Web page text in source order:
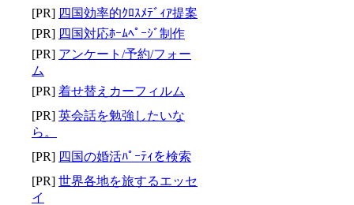
[PR] 四国効率的ｸﾛｽﾒﾃﾞｨｱ提案
[PR] 四国対応ﾎｰﾑﾍﾟｰｼﾞ制作
[PR] アンケート/予約/フォー
ム
[PR] 着せ替えカーフィルム
[PR] 英会話を勉強したいな
ら。
[PR] 四国の婚活ﾊﾟｰﾃｨを検索
[PR] 世界各地を旅するエッセ
イ